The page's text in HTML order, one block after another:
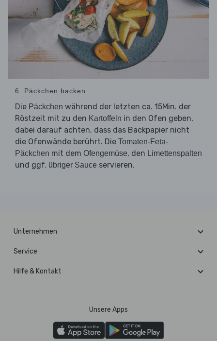
6. Päckchen backen
Die Päckchen während der letzten ca. 15Min. der
Röstzeit mit zu den Kartoffeln in den Ofen geben,
dabei darauf achten, dass das Backpapier nicht
die Ofenwände berührt. Die Tomaten-Feta-
Päckchen mit dem Ofengemüse, den Limettenspalten
und ggf. übriger Sauce servieren.
Unternehmen
Service
Hilfe & Kontakt
Unsere Apps